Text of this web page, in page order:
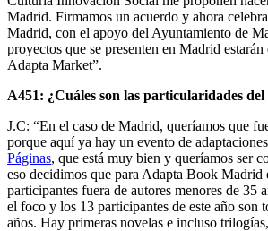
Madrid. Firmamos un acuerdo y ahora
Madrid, con el apoyo del Ayuntamiento de
proyectos que se presenten en Madrid
Adapta Market”.
A451: ¿Cuáles son las particularidades
J.C: “En el caso de Madrid, queríamos que
porque aquí ya hay un evento de
Páginas, que está muy bien y queríamos ser
eso decidimos que para Adapta Book Madrid
participantes fuera de autores menores de 35
el foco y los 13 participantes de este año son
años. Hay primeras novelas e incluso